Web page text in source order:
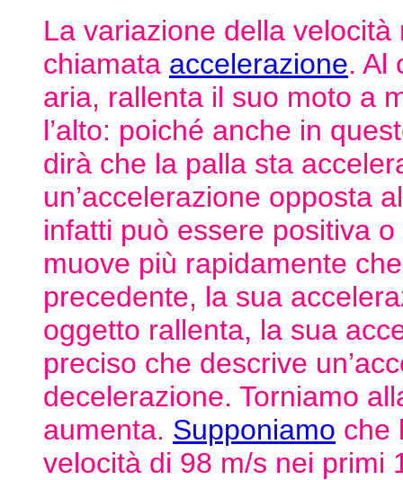
La variazione della
chiamata accelerazione. Al
aria, rallenta il suo moto a
l’alto: poiché anche in
dirà che la palla sta
un’accelerazione opposta
infatti può essere positiva
muove più rapidamente
precedente, la sua
oggetto rallenta, la sua
preciso che descrive
decelerazione. Torniamo
aumenta. Supponiamo che
velocità di 98 m/s nei primi